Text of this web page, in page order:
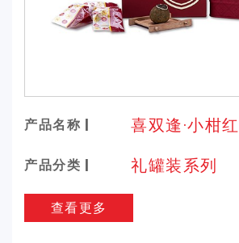
产品名称 | 喜双逢·小柑红
产品分类 | 礼罐装系列
查看更多